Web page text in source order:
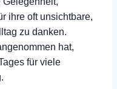
ihre oft unsichtbare,
zu danken.
hat,
für viele